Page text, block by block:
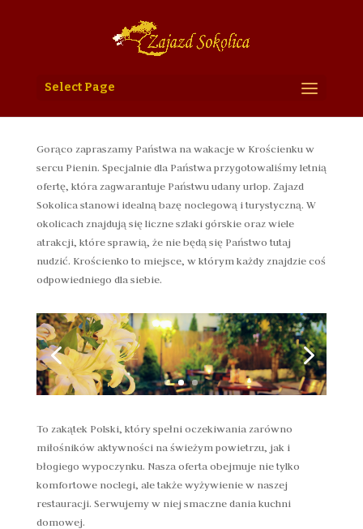
Select Page
Gorąco zapraszamy Państwa na wakacje w Krościenku w
sercu Pienin. Specjalnie dla Państwa przygotowaliśmy letnią
ofertę, która zagwarantuje Państwu udany urlop. Zajazd
Sokolica stanowi idealną bazę noclegową i turystyczną. W
okolicach znajdują się liczne szlaki górskie oraz wiele
atrakcji, które sprawią, że nie będą się Państwo tutaj
nudzić. Krościenko to miejsce, w którym każdy znajdzie coś
odpowiedniego dla siebie.
To zakątek Polski, który spełni oczekiwania zarówno
miłośników aktywności na świeżym powietrzu, jak i
błogiego wypoczynku. Nasza oferta obejmuje nie tylko
komfortowe noclegi, ale także wyżywienie w naszej
restauracji. Serwujemy w niej smaczne dania kuchni
domowej.